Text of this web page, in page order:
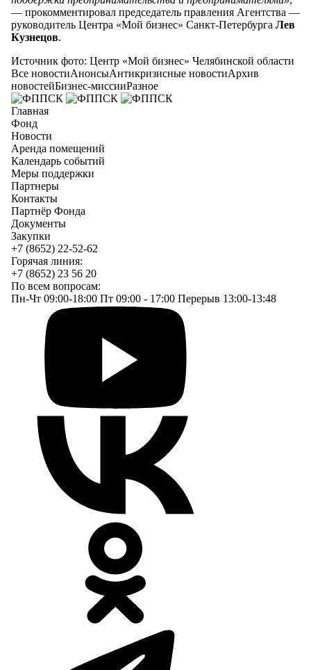
— прокомментировал председатель правления Агентства —
руководитель Центра «Мой бизнес» Санкт-Петербурга Лев
Кузнецов.
Источник фото: Центр «Мой бизнес» Челябинской области
Все новостиАнонсыАнтикризисные новостиАрхив
новостейБизнес-миссииРазное
Главная
Фонд
Новости
Аренда помещений
Календарь событий
Меры поддержки
Партнеры
Контакты
Партнёр Фонда
Документы
Закупки
+7 (8652) 22-52-62
Горячая линия:
+7 (8652) 23 56 20
По всем вопросам:
Пн-Чт 09:00-18:00 Пт 09:00 - 17:00 Перерыв 13:00-13:48